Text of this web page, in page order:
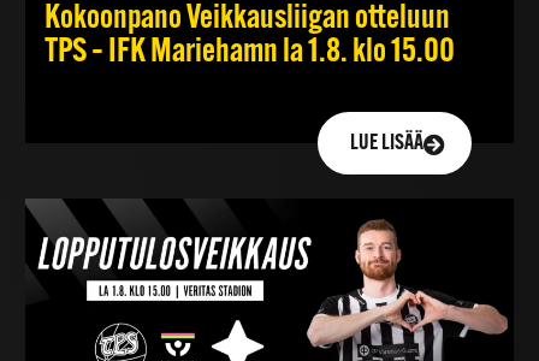
Kokoonpano Veikkausliigan otteluun
TPS – IFK Mariehamn la 1.8. klo 15.00
LUE LISÄÄ